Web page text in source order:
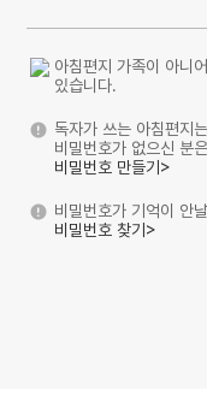
아침편지 가족이 아니
있습니다.
독자가 쓰는 아침편지
비밀번호가 없으신 분
비밀번호 만들기>
비밀번호가 기억이 안
비밀번호 찾기>